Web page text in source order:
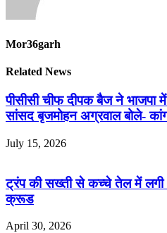
Mor36garh
Related News
पीसीसी चीफ दीपक बैज ने भाजपा
सांसद बृजमोहन अग्रवाल बोले-
July 15, 2026
ट्रंप की सख्ती से कच्चे तेल में
क्रूड
April 30, 2026